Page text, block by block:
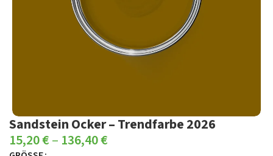
Sandstein Ocker – Trendfarbe 2026
15,20€– 136,40€